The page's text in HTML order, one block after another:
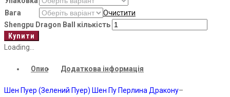
Вага
Очистити
Shengpu Dragon Ball кількість
Купити
Loading...
Опис Додаткова інформація
Шен Пуер (Зелений Пуер) Шен Пу Перлина Дракону–